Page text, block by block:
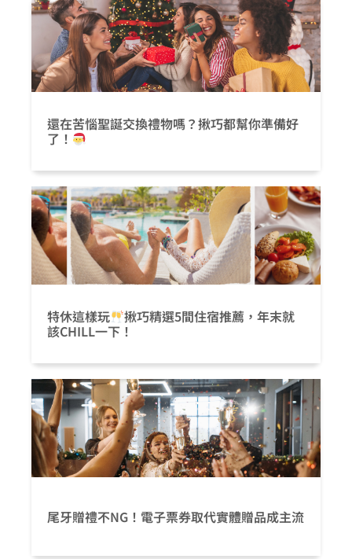
還在苦惱聖誕交換禮物嗎？揪巧都幫你準備好
了！
特休這樣玩 揪巧精選5間住宿推薦，年末就
該CHILL一下！
尾牙贈禮不NG！電子票券取代實體贈品成主流